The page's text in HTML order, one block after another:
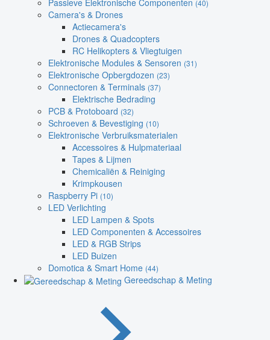
(40)
Camera's & Drones
Actiecamera's
Drones & Quadcopters
RC Helikopters & Vliegtuigen
Elektronische Modules & Sensoren (31)
Elektronische Opbergdozen (23)
Connectoren & Terminals (37)
Elektrische Bedrading
PCB & Protoboard (32)
Schroeven & Bevestiging (10)
Elektronische Verbruiksmaterialen
Accessoires & Hulpmateriaal
Tapes & Lijmen
Chemicaliën & Reiniging
Krimpkousen
Raspberry Pi (10)
LED Verlichting
LED Lampen & Spots
LED Componenten & Accessoires
LED & RGB Strips
LED Buizen
Domotica & Smart Home (44)
Gereedschap & Meting